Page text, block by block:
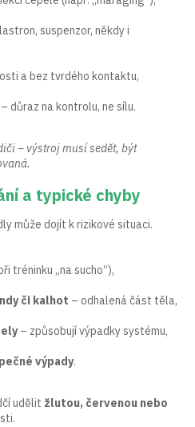
suspenzor, někdy i
a bez tvrdého kontaktu,
důraz na kontrolu, ne sílu.
– výstroj musí sedět, být
a typické chyby
může dojít k rizikové situaci.
tréninku „na sucho“),
či kalhot – odhalená část těla,
– způsobují výpadky systému,
výpady.
udělit žlutou, červenou nebo